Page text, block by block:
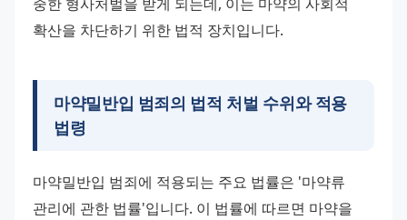
확산을 차단하기 위한 법적 장치입니다.
마약밀반입 범죄의 법적 처벌 수위와 적용
법령
마약밀반입 범죄에 적용되는 주요 법률은 '마약류
관리에 관한 법률'입니다. 이 법률에 따르면 마약을